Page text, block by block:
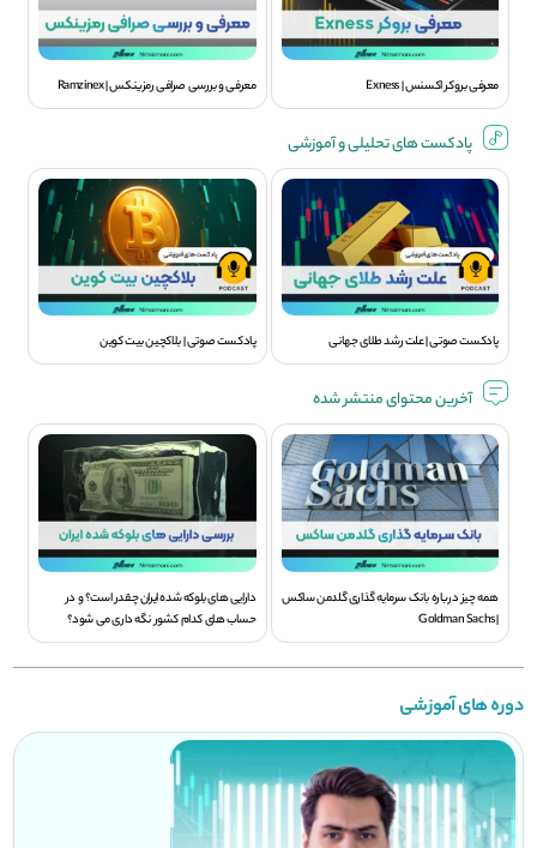
معرفی بروکر اکسنس | Exness معرفی و بررسی صرافی رمزینکس | Ramzinex
پادکست های تحلیلی و آموزشی
پادکست صوتی | علت رشد طلای جهانی پادکست صوتی | بلاکچین بیت کوین
آخرین محتوای منتشر شده
همه چیز درباره بانک سرمایه گذاری گلدمن ساکس
| Goldman Sachs
دارایی های بلوکه شده ایران چقدر است؟ و در
حساب های کدام کشور نگه داری می شود؟
دوره های آموزشی